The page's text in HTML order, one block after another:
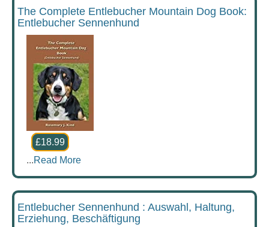
The Complete Entlebucher Mountain Dog Book:
Entlebucher Sennenhund
£18.99
...Read More
Entlebucher Sennenhund : Auswahl, Haltung,
Erziehung, Beschäftigung